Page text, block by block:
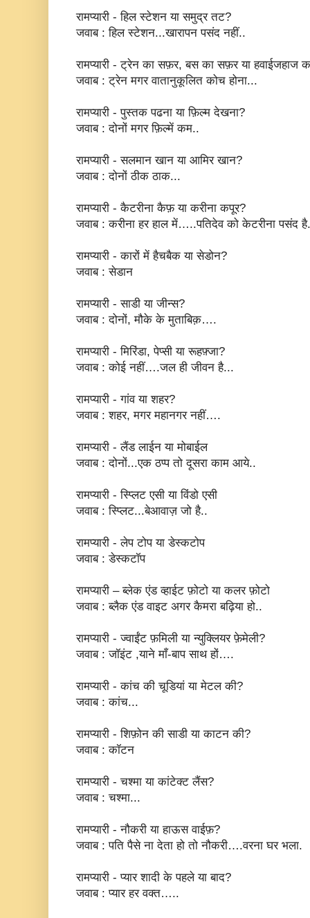
रामप्यारी - हिल स्टेशन या समुद्र तट?
जवाब : हिल स्टेशन...खारापन पसंद नहीं..
रामप्यारी - ट्रेन का सफ़र, बस का सफ़र या हवाईजहाज
जवाब : ट्रेन मगर वातानुकूलित कोच होना...
रामप्यारी - पुस्तक पढना या फ़िल्म देखना?
जवाब : दोनों मगर फ़िल्में कम..
रामप्यारी - सलमान खान या आमिर खान?
जवाब : दोनों ठीक ठाक...
रामप्यारी - कैटरीना कैफ़ या करीना कपूर?
जवाब : करीना हर हाल में…..पतिदेव को केटरीना पसंद है.
रामप्यारी - कारों में हैचबैक या सेडोन?
जवाब : सेडान
रामप्यारी - साडी या जीन्स?
जवाब : दोनों, मौके के मुताबिक़….
रामप्यारी - मिरिंडा, पेप्सी या रूहफ़्जा?
जवाब : कोई नहीं….जल ही जीवन है...
रामप्यारी - गांव या शहर?
जवाब : शहर, मगर महानगर नहीं….
रामप्यारी - लैंड लाईन या मोबाईल
जवाब : दोनों...एक ठप्प तो दूसरा काम आये..
रामप्यारी - स्प्लिट एसी या विंडो एसी
जवाब : स्प्लिट...बेआवाज़ जो है..
रामप्यारी - लेप टोप या डेस्कटोप
जवाब : डेस्कटॉप
रामप्यारी – ब्लेक एंड व्हाईट फ़ोटो या कलर फ़ोटो
जवाब : ब्लैक एंड वाइट अगर कैमरा बढ़िया हो..
रामप्यारी - ज्वाईंट फ़मिली या न्युक्लियर फ़ेमेली?
जवाब : जॉइंट ,याने माँ-बाप साथ हों….
रामप्यारी - कांच की चूडियां या मेटल की?
जवाब : कांच...
रामप्यारी - शिफ़ोन की साडी या काटन की?
जवाब : कॉटन
रामप्यारी - चश्मा या कांटेक्ट लैंस?
जवाब : चश्मा...
रामप्यारी - नौकरी या हाऊस वाईफ़?
जवाब : पति पैसे ना देता हो तो नौकरी….वरना घर भला.
रामप्यारी - प्यार शादी के पहले या बाद?
जवाब : प्यार हर वक्त…..